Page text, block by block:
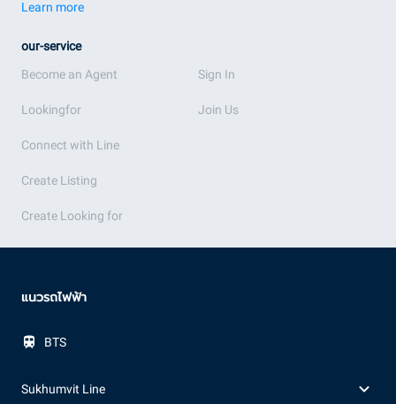
Learn more
our-service
Become an Agent
Lookingfor
Connect with Line
Create Listing
Create Looking for
Sign In
Join Us
แนวรถไฟฟ้า
BTS
Sukhumvit Line